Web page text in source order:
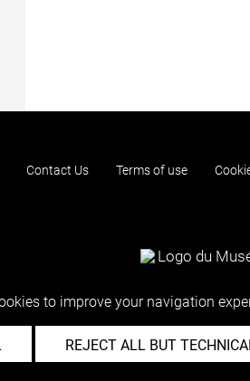
Contact Us Terms of use
to improve your navigation
REJECT ALL BUT